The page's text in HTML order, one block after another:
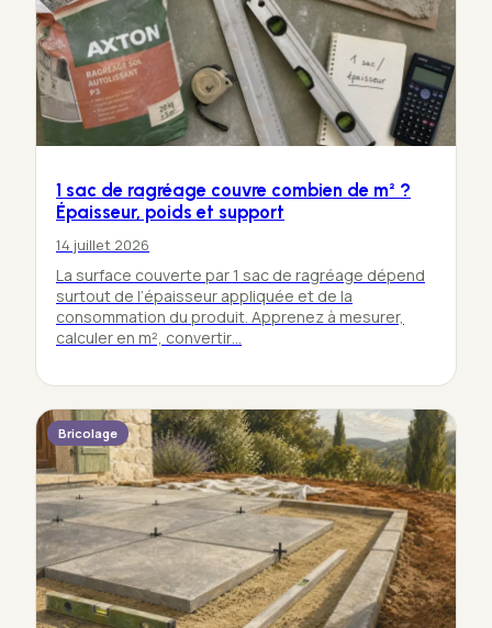
1 sac de ragréage couvre combien de m² ?
Épaisseur, poids et support
14 juillet 2026
La surface couverte par 1 sac de ragréage dépend
surtout de l’épaisseur appliquée et de la
consommation du produit. Apprenez à mesurer,
calculer en m², convertir…
Bricolage